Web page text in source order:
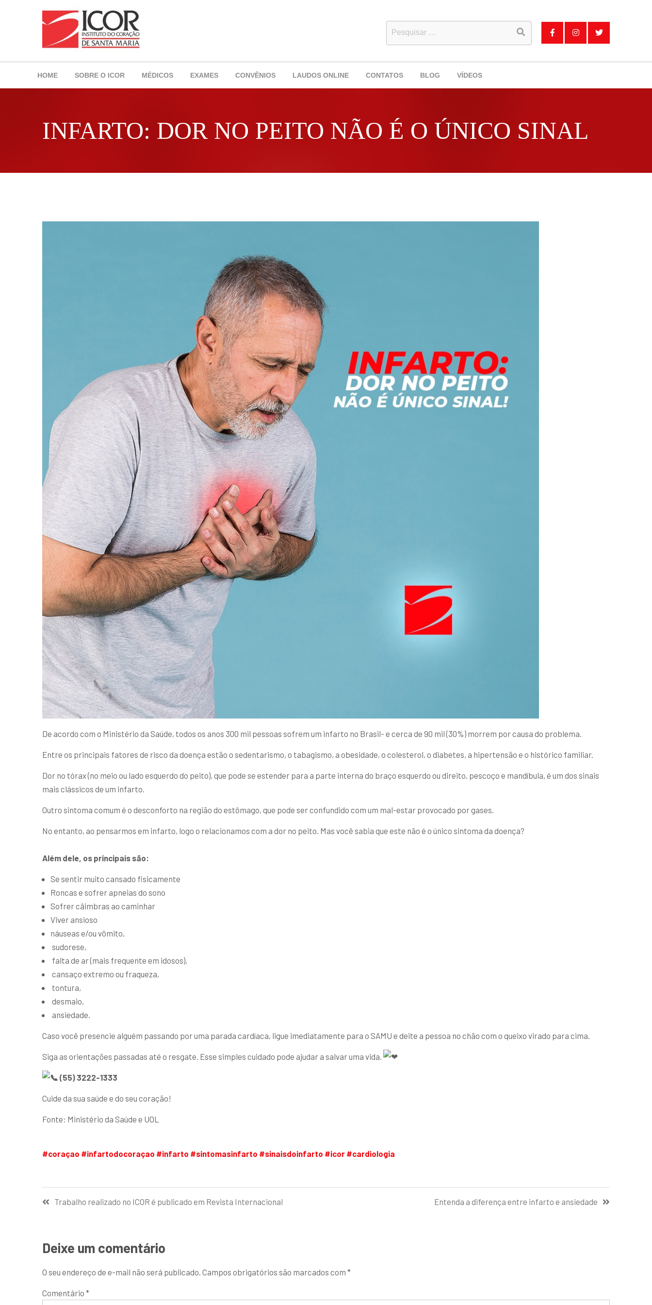
HOME SOBRE O ICOR MÉDICOS EXAMES CONVÊNIOS LAUDOS ONLINE CONTATOS BLOG VÍDEOS
INFARTO: DOR NO PEITO NÃO É O ÚNICO SINAL
De acordo com o Ministério da Saúde, todos os anos 300 mil pessoas sofrem um infarto no Brasil- e cerca de 90 mil (30%) morrem por causa do problema.
Entre os principais fatores de risco da doença estão o sedentarismo, o tabagismo, a obesidade, o colesterol, o diabetes, a hipertensão e o histórico familiar.
Dor no tórax (no meio ou lado esquerdo do peito), que pode se estender para a parte interna do braço esquerdo ou direito, pescoço e mandíbula, é um dos sinais
mais clássicos de um infarto.
Outro sintoma comum é o desconforto na região do estômago, que pode ser confundido com um mal-estar provocado por gases.
No entanto, ao pensarmos em infarto, logo o relacionamos com a dor no peito. Mas você sabia que este não é o único sintoma da doença?
Além dele, os principais são:
Se sentir muito cansado fisicamente
Roncas e sofrer apneias do sono
Sofrer câimbras ao caminhar
Viver ansioso
náuseas e/ou vômito,
sudorese,
falta de ar (mais frequente em idosos),
cansaço extremo ou fraqueza,
tontura,
desmaio,
ansiedade.
Caso você presencie alguém passando por uma parada cardíaca, ligue imediatamente para o SAMU e deite a pessoa no chão com o queixo virado para cima.
Siga as orientações passadas até o resgate. Esse simples cuidado pode ajudar a salvar uma vida.
(55) 3222-1333
Cuide da sua saúde e do seu coração!
Fonte: Ministério da Saúde e UOL
#coraçao #infartodocoraçao #infarto #sintomasinfarto #sinaisdoinfarto #icor #cardiologia
Trabalho realizado no ICOR é publicado em Revista Internacional Entenda a diferença entre infarto e ansiedade
Deixe um comentário
O seu endereço de e-mail não será publicado. Campos obrigatórios são marcados com *
Comentário *